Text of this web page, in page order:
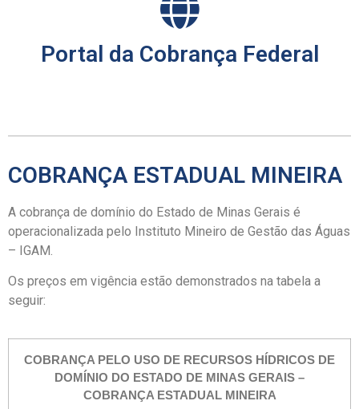
Portal da Cobrança Federal
COBRANÇA ESTADUAL MINEIRA
A cobrança de domínio do Estado de Minas Gerais é
operacionalizada pelo Instituto Mineiro de Gestão das Águas
– IGAM.
Os preços em vigência estão demonstrados na tabela a
seguir:
COBRANÇA PELO USO DE RECURSOS HÍDRICOS DE
DOMÍNIO DO ESTADO DE MINAS GERAIS –
COBRANÇA ESTADUAL MINEIRA